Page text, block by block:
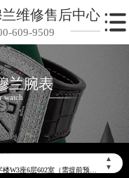
维修售后中心
609-9509
兰腕表
watch
▲
▼
化升级公告
热线：400-609-9509
地址：